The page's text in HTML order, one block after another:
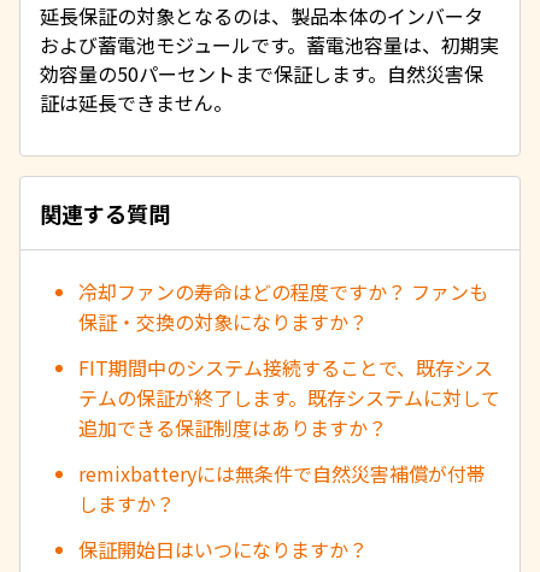
延長保証の対象となるのは、製品本体のインバータ
および蓄電池モジュールです。蓄電池容量は、初期実
効容量の50パーセントまで保証します。自然災害保
証は延長できません。
関連する質問
冷却ファンの寿命はどの程度ですか？ ファンも
保証・交換の対象になりますか？
FIT期間中のシステム接続することで、既存シス
テムの保証が終了します。既存システムに対して
追加できる保証制度はありますか？
remixbatteryには無条件で自然災害補償が付帯
しますか？
保証開始日はいつになりますか？